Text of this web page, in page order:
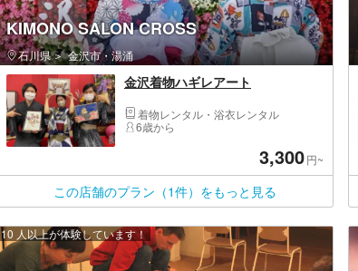
KIMONO SALON CROSS
石川県 金沢市・湯涌
金沢着物ハギレアート
着物レンタル・浴衣レンタル
6歳から
3,300円~
この店舗のプラン（1件）をもっと見る
10 人以上が体験しています！